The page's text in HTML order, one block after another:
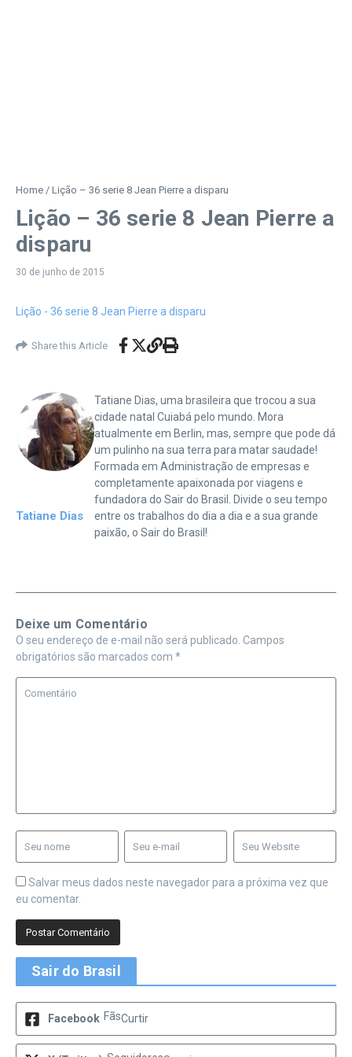
Home / Lição – 36 serie 8 Jean Pierre a disparu
Lição – 36 serie 8 Jean Pierre a
disparu
30 de junho de 2015
Lição - 36 serie 8 Jean Pierre a disparu
Share this Article
Tatiane Dias
Tatiane Dias, uma brasileira que trocou a sua
cidade natal Cuiabá pelo mundo. Mora
atualmente em Berlin, mas, sempre que pode dá
um pulinho na sua terra para matar saudade!
Formada em Administração de empresas e
completamente apaixonada por viagens e
fundadora do Sair do Brasil. Divide o seu tempo
entre os trabalhos do dia a dia e a sua grande
paixão, o Sair do Brasil!
Deixe um Comentário
O seu endereço de e-mail não será publicado. Campos
obrigatórios são marcados com *
Salvar meus dados neste navegador para a próxima vez que
eu comentar.
Sair do Brasil
Facebook FãsCurtir